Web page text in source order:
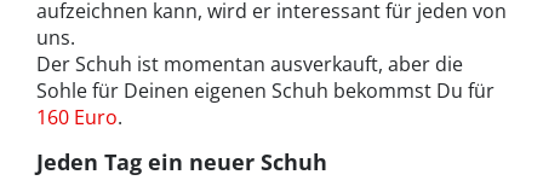
aufzeichnen kann, wird er interessant für jeden von
uns.
Der Schuh ist momentan ausverkauft, aber die
Sohle für Deinen eigenen Schuh bekommst Du für
160 Euro.
Jeden Tag ein neuer Schuh